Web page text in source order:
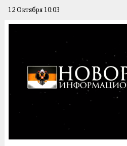
12 Октября 10:03